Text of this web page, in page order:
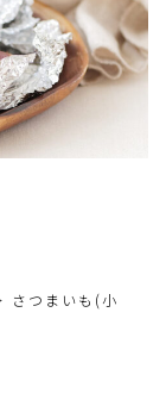
つまいも(小